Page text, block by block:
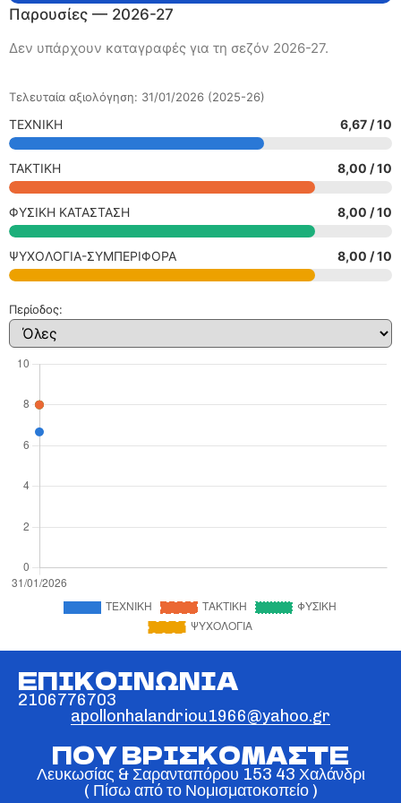
Παρουσίες — 2026-27
Δεν υπάρχουν καταγραφές για τη σεζόν 2026-27.
Τελευταία αξιολόγηση: 31/01/2026 (2025-26)
ΤΕΧΝΙΚΗ 6,67 / 10
ΤΑΚΤΙΚΗ 8,00 / 10
ΦΥΣΙΚΗ ΚΑΤΑΣΤΑΣΗ 8,00 / 10
ΨΥΧΟΛΟΓΙΑ-ΣΥΜΠΕΡΙΦΟΡΑ 8,00 / 10
Περίοδος:
ΕΠΙΚΟΙΝΩΝΙΑ
2106776703
apollonhalandriou1966@yahoo.gr
ΠΟΥ ΒΡΙΣΚΟΜΑΣΤΕ
Λευκωσίας & Σαρανταπόρου 153 43 Χαλάνδρι
( Πίσω από το Νομισματοκοπείο )